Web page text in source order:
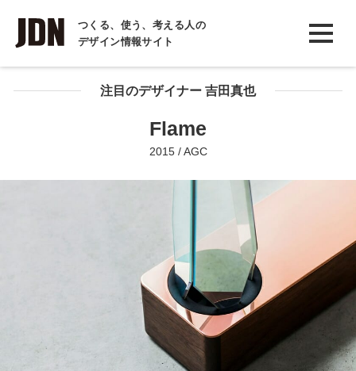
つくる、使う、考える人の
デザイン情報サイト
INTERVIEW
インタビュー
REPORT注目のデザイナー 吉田真也
Flame
2015 / AGC